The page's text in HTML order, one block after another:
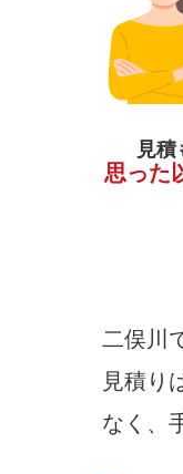
見
思った
二俣川
見積り
なく、